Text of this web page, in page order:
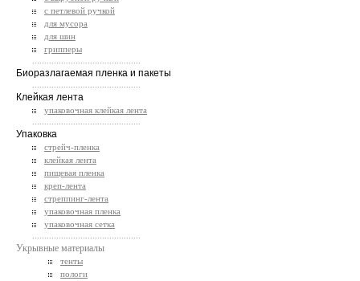
с петлевой ручкой
для мусора
для шин
грипперы
Биоразлагаемая пленка и пакеты
Клейкая лента
упаковочная клейкая лента
Упаковка
стрейч-пленка
клейкая лента
пищевая пленка
креп-лента
стреппинг-лента
упаковочная пленка
упаковочная сетка
Укрывные материалы
тенты
пологи